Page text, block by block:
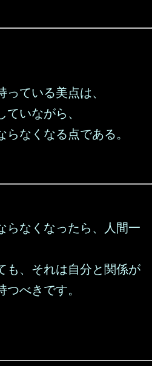
ている美点は、
いながら、
らなくなる点である。
らなくなったら、人間一
も、それは自分と関係が
べきです。